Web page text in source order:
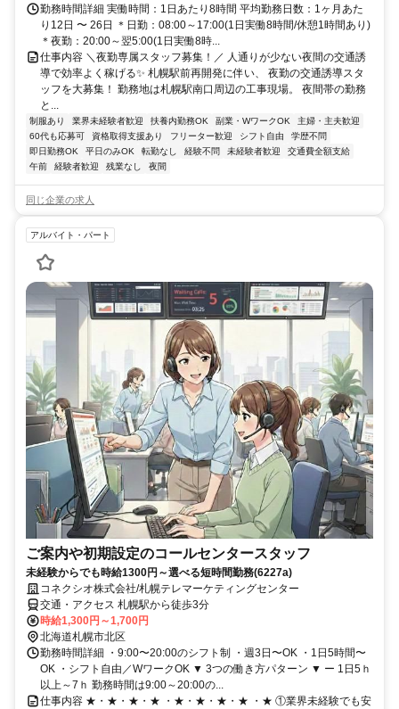
勤務時間詳細 実働時間：1日あたり8時間 平均勤務日数：1ヶ月あた
り12日 〜 26日 ＊日勤：08:00～17:00(1日実働8時間/休憩1時間あり)
＊夜勤：20:00～翌5:00(1日実働8時...
仕事内容 ＼夜勤専属スタッフ募集！／ 人通りが少ない夜間の交通誘
導で効率よく稼げる✨ 札幌駅前再開発に伴い、 夜勤の交通誘導スタ
ッフを大募集！ 勤務地は札幌駅南口周辺の工事現場。 夜間帯の勤務
と...
制服あり 業界未経験者歓迎 扶養内勤務OK 副業・WワークOK
主婦・主夫歓迎
60代も応募可
資格取得支援あり フリーター歓迎 シフト自由
学歴不問
即日勤務OK
平日のみOK 転勤なし 経験不問 未経験者歓迎
交通費全額支給
午前
経験者歓迎 残業なし 夜間
同じ企業の求人
アルバイト・パート
ご案内や初期設定のコールセンタースタッフ
未経験からでも時給1300円～選べる短時間勤務(6227a)
コネクシオ株式会社/札幌テレマーケティングセンター
交通・アクセス 札幌駅から徒歩3分
時給1,300円～1,700円
北海道札幌市北区
勤務時間詳細 ・9:00〜20:00のシフト制 ・週3日〜OK ・1日5時間〜
OK ・シフト自由／WワークOK ▼ 3つの働き方パターン ▼ ー 1日5ｈ
以上～7ｈ 勤務時間は9:00～20:00の...
仕事内容 ★・★・★・★ ・★・★・★・★ ・★ ①業界未経験でも安